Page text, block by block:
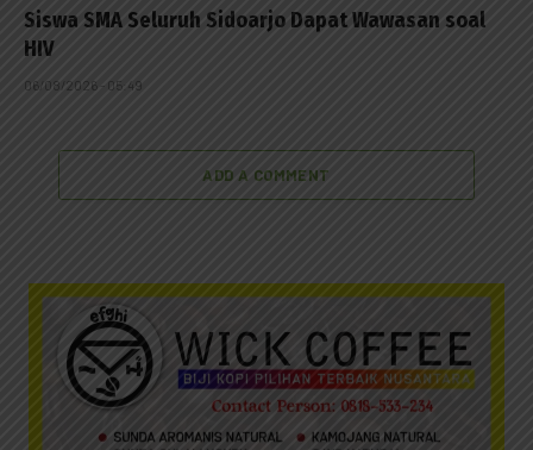
Siswa SMA Seluruh Sidoarjo Dapat Wawasan soal
HIV
06/08/2026 - 05:49
ADD A COMMENT